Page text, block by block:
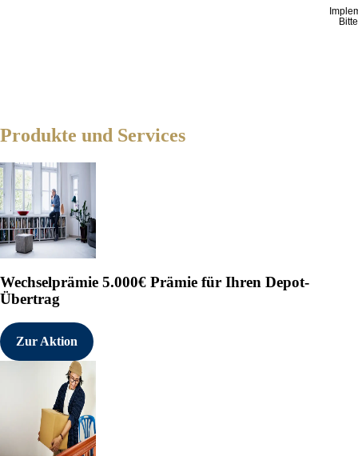
Produkte und Services
Wechselprämie 5.000€ Prämie für Ihren Depot-
Übertrag
Zur Aktion